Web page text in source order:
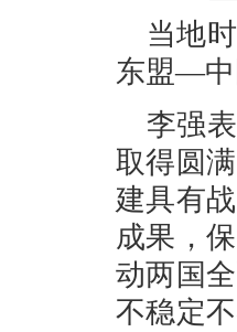
当地
东盟—中
李强
取得圆
建具有
成果，
动两国
不稳定